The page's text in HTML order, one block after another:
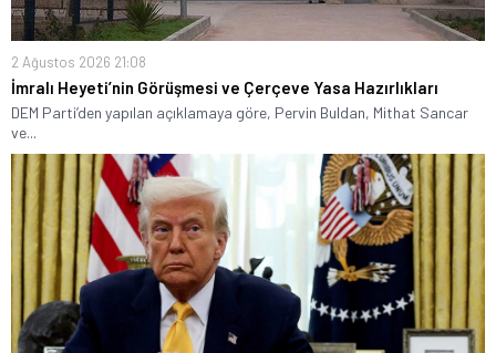
2 Ağustos 2026 21:08
İmralı Heyeti’nin Görüşmesi ve Çerçeve Yasa Hazırlıkları
DEM Parti’den yapılan açıklamaya göre, Pervin Buldan, Mithat Sancar
ve...